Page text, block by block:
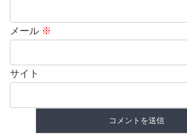
メール ※
サイト